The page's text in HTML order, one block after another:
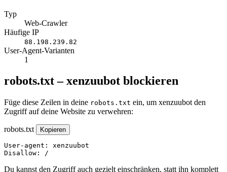
Typ
Web-Crawler
Häufige IP
88.198.239.82
User-Agent-Varianten
1
robots.txt – xenzuubot blockieren
Füge diese Zeilen in deine robots.txt ein, um xenzuubot den
Zugriff auf deine Website zu verwehren:
robots.txt Kopieren
User-agent: xenzuubot
Disallow: /
Du kannst den Zugriff auch gezielt einschränken, statt ihn komplett